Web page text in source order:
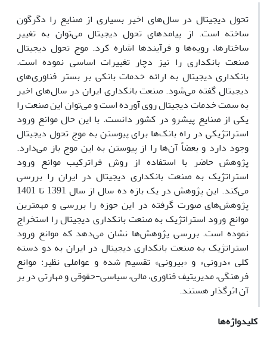
تحول دیجیتال در سال‌های اخیر بسیاری از صنایع را دگرگون
ساخته است. از پیامدهای تحول دیجیتال می‌توان به تغییر
ساختارها، رویه‌ها و فرآیندها اشاره کرد. موج تحول دیجیتال
صنعت بانکداری را نیز دچار تغییرات اساسی نموده است.
بانکداری دیجیتال به ارائه خدمات بانکی بر بستر فناوری‌های
دیجیتال گفته می‌شود. صنعت بانکداری ایران در سال‌های اخیر
به سمت خدمات دیجیتال روی آورده است و می‌توان این صنعت را
یکی از صنایع پیشرو در کشور دانست. با این حال موانع ورود
استراتژیکی در راه بانک‌ها برای پیوستن به موج تحول دیجیتال
وجود دارد و بعضاً آن‌ها را از پیوستن به این موج باز می‌دارد.
پژوهش حاضر با استفاده از روش فراترکیب موانع ورود
استراتژیک به صنعت بانکداری دیجیتال در ایران را بررسی
می‌کند. این پژوهش در یک بازه ده سال از سال 1391 تا 1401
پژوهش‌های صورت گرفته در این حوزه را بررسی و مهمترین
موانع ورود استراتژیک به صنعت بانکداری دیجیتال را استخراج
نموده است. بررسی پژوهش‌ها نشان می‌دهد که موانع ورود
استراتژیک به صنعت بانکداری دیجیتال در ایران به دو دسته
کلی «درونی» و «بیرونی» تقسیم شده و عواملی نظیر: موانع
فرهنگی، مدیریتیف فناوری، مالی، سیاسی-حقوقی و مهارتی در بر
آن اثرگذار هستند.
کلیدواژه‌ها